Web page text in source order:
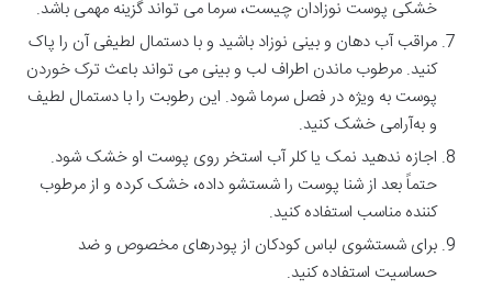
خشکی پوست نوزادان چیست، سرما می تواند گزینه مهمی باشد.
مراقب آب دهان و بینی نوزاد باشید و با دستمال لطیفی آن را پاک
کنید. مرطوب ماندن اطراف لب و بینی می تواند باعث ترک خوردن
پوست به‌ ویژه در فصل سرما شود. این رطوبت را با دستمال لطیف
و به‌آرامی خشک کنید.
اجازه ندهید نمک یا کلر آب استخر روی پوست او خشک شود.
حتماً بعد از شنا پوست را شستشو داده، خشک کرده و از مرطوب
کننده مناسب استفاده کنید.
برای شستشوی لباس کودکان از پودرهای مخصوص و ضد
حساسیت استفاده کنید.